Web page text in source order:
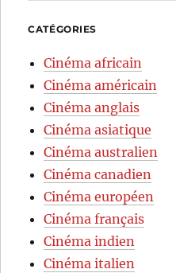
CATÉGORIES
Cinéma africain
Cinéma américain
Cinéma anglais
Cinéma asiatique
Cinéma australien
Cinéma canadien
Cinéma européen
Cinéma français
Cinéma indien
Cinéma italien